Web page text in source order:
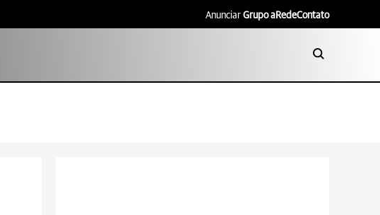
Anunciar Grupo aRedeContato